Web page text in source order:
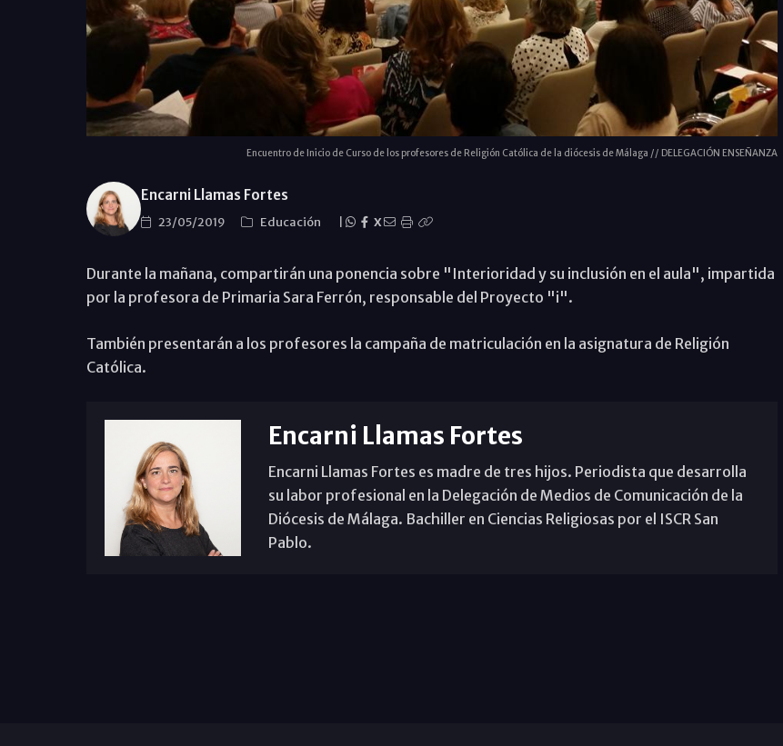
Encuentro de Inicio de Curso de los profesores de Religión Católica de la diócesis de Málaga // DELEGACIÓN ENSEÑANZA
Encarni Llamas Fortes
23/05/2019 Educación X
Durante la mañana, compartirán una ponencia sobre "Interioridad y su inclusión en el aula", impartida
por la profesora de Primaria Sara Ferrón, responsable del Proyecto "i".
También presentarán a los profesores la campaña de matriculación en la asignatura de Religión
Católica.
Encarni Llamas Fortes
Encarni Llamas Fortes es madre de tres hijos. Periodista que desarrolla
su labor profesional en la Delegación de Medios de Comunicación de la
Diócesis de Málaga. Bachiller en Ciencias Religiosas por el ISCR San
Pablo.